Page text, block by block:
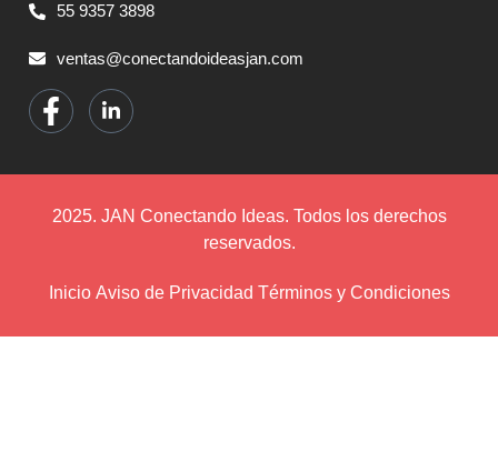
55 9357 3898
ventas@conectandoideasjan.com
2025. JAN Conectando Ideas. Todos los derechos
reservados.
Inicio Aviso de Privacidad Términos y Condiciones